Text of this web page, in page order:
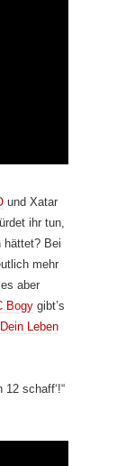
und Xatar
ihr tun,
hättet? Bei
mehr
aber
Bogy gibt’s
Dein Leben
12 schaff‘!“